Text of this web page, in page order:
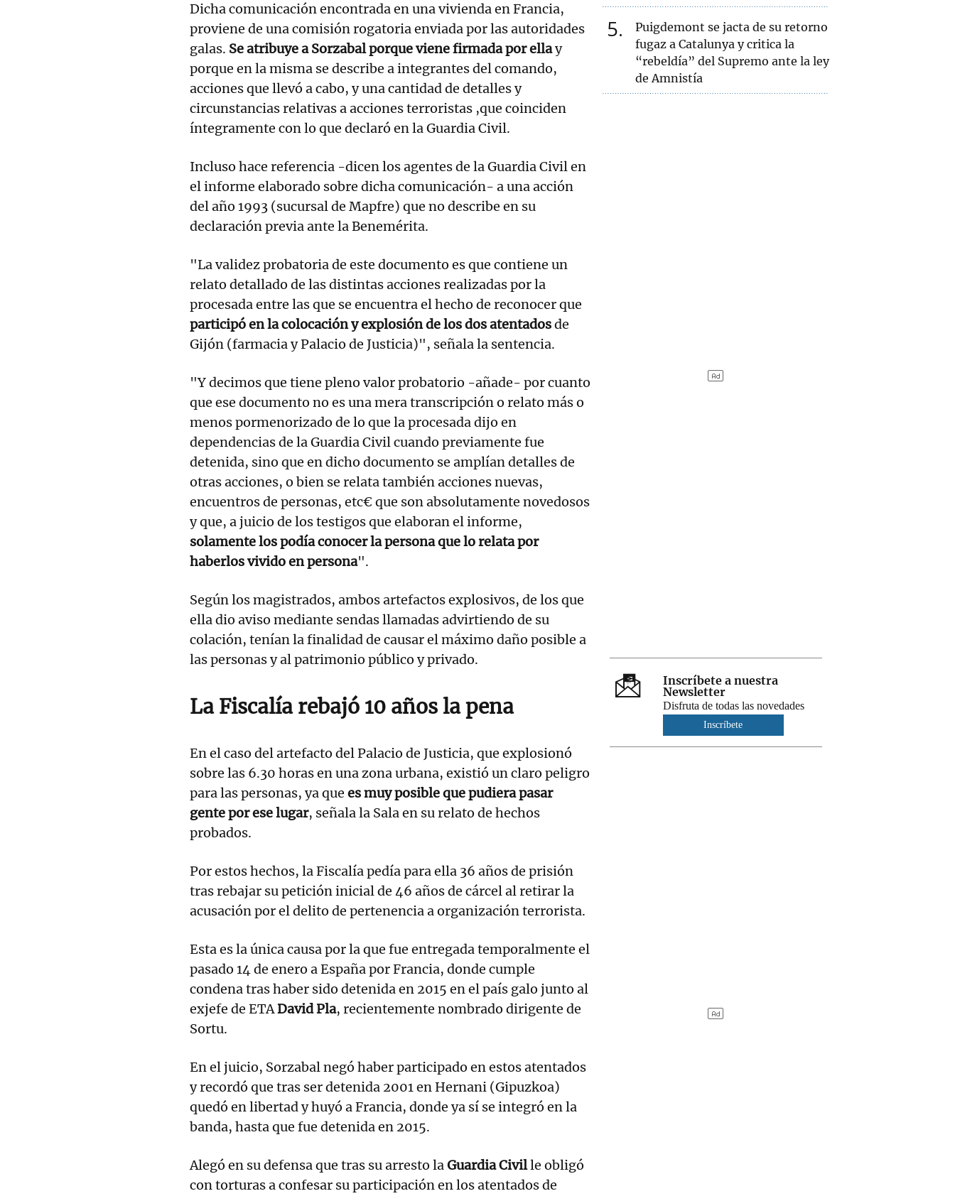
Dicha comunicación encontrada en una vivienda en Francia,
proviene de una comisión rogatoria enviada por las autoridades
galas. Se atribuye a Sorzabal porque viene firmada por ellay
porque en la misma se describe a integrantes del comando,
acciones que llevó a cabo, y una cantidad de detalles y
circunstancias relativas a acciones terroristas ,que coinciden
íntegramente con lo que declaró en la Guardia Civil.
Incluso hace referencia -dicen los agentes de la Guardia Civil en
el informe elaborado sobre dicha comunicación- a una acción
del año 1993 (sucursal de Mapfre) que no describe en su
declaración previa ante la Benemérita.
"La validez probatoria de este documento es que contiene un
relato detallado de las distintas acciones realizadas por la
procesada entre las que se encuentra el hecho de reconocer que
participó en la colocación y explosión de los dos atentadosde
Gijón (farmacia y Palacio de Justicia)", señala la sentencia.
"Y decimos que tiene pleno valor probatorio -añade- por cuanto
que ese documento no es una mera transcripción o relato más o
menos pormenorizado de lo que la procesada dijo en
dependencias de la Guardia Civil cuando previamente fue
detenida, sino que en dicho documento se amplían detalles de
otras acciones, o bien se relata también acciones nuevas,
encuentros de personas, etc€ que son absolutamente novedosos
y que, a juicio de los testigos que elaboran el informe,
solamente los podía conocer la persona que lo relata por
haberlos vivido en persona".
Según los magistrados, ambos artefactos explosivos, de los que
ella dio aviso mediante sendas llamadas advirtiendo de su
colación, tenían la finalidad de causar el máximo daño posible a
las personas y al patrimonio público y privado.
La Fiscalía rebajó 10 años la pena
En el caso del artefacto del Palacio de Justicia, que explosionó
sobre las 6.30 horas en una zona urbana, existió un claro peligro
para las personas, ya que es muy posible que pudiera pasar
gente por ese lugar, señala la Sala en su relato de hechos
probados.
Por estos hechos, la Fiscalía pedía para ella 36 años de prisión
tras rebajar su petición inicial de 46 años de cárcel al retirar la
acusación por el delito de pertenencia a organización terrorista.
Esta es la única causa por la que fue entregada temporalmente el
pasado 14 de enero a España por Francia, donde cumple
condena tras haber sido detenida en 2015 en el país galo junto al
exjefe de ETADavid Pla, recientemente nombrado dirigente de
Sortu.
En el juicio, Sorzabal negó haber participado en estos atentados
y recordó que tras ser detenida 2001 en Hernani (Gipuzkoa)
quedó en libertad y huyó a Francia, donde ya sí se integró en la
banda, hasta que fue detenida en 2015.
Alegó en su defensa que tras su arresto laGuardia Civille obligó
con torturas a confesar su participación en los atentados de
5
Puigdemont se jacta de su retorno
fugaz a Catalunya y critica la
“rebeldía” del Supremo ante la ley
de Amnistía
Inscríbete a nuestra
Newsletter
Disfruta de todas las novedades
Inscríbete